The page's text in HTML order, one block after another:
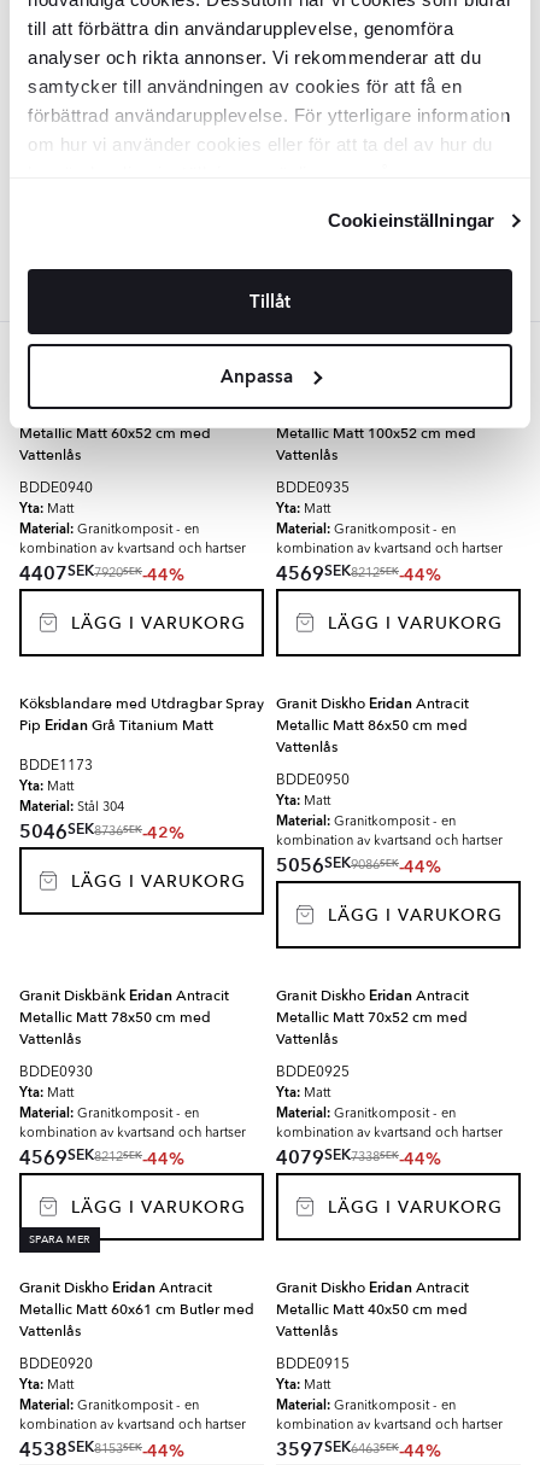
till att förbättra din användarupplevelse, genomföra
analyser och rikta annonser. Vi rekommenderar att du
samtycker till användningen av cookies för att få en
förbättrad användarupplevelse. För ytterligare information
om hur vi använder cookies eller för att ta del av hur du
Cookieinställningar
Tillåt
Anpassa
Granit DiskhoEridanVit Matt 40x50
cm med Vattenlås
BDDE0914
Yta:Matt
Material: Granitkomposit - en
Granit DiskhoEridanAntracit
Metallic Matt 60x52 cm med
Vattenlås
BDDE0940
Yta: Matt
Material: Granitkomposit - en
kombination av kvartsand och hartser
4407SEK7920SEK-44%
LÄGG I VARUKORG
Granit DiskbänkEridanAntracit
Metallic Matt 100x52 cm med
Vattenlås
BDDE0935
Yta: Matt
Material: Granitkomposit - en
kombination av kvartsand och hartser
4569SEK8212SEK-44%
LÄGG I VARUKORG
Köksblandare med Utdragbar Spray
Pip EridanGrå Titanium Matt
BDDE1173
Yta: Matt
Material: Stål 304
5046SEK8736SEK-42%
LÄGG I VARUKORG
Granit Diskho EridanAntracit
Metallic Matt 86x50 cm med
Vattenlås
BDDE0950
Yta: Matt
Material: Granitkomposit - en
kombination av kvartsand och hartser
5056SEK9086SEK-44%
LÄGG I VARUKORG
Granit Diskbänk EridanAntracit
Metallic Matt 78x50 cm med
Vattenlås
BDDE0930
Yta: Matt
Material: Granitkomposit - en
kombination av kvartsand och hartser
4569SEK8212SEK-44%
LÄGG I VARUKORG
Granit Diskho EridanAntracit
Metallic Matt 70x52 cm med
Vattenlås
BDDE0925
Yta: Matt
Material: Granitkomposit - en
kombination av kvartsand och hartser
4079SEK7338SEK-44%
LÄGG I VARUKORG
SPARA MER
Granit Diskho EridanAntracit
Metallic Matt 60x61 cm Butler med
Vattenlås
BDDE0920
Yta: Matt
Material: Granitkomposit - en
kombination av kvartsand och hartser
4538SEK8153SEK-44%
Granit Diskho EridanAntracit
Metallic Matt 40x50 cm med
Vattenlås
BDDE0915
Yta: Matt
Material: Granitkomposit - en
kombination av kvartsand och hartser
3597SEK6463SEK-44%